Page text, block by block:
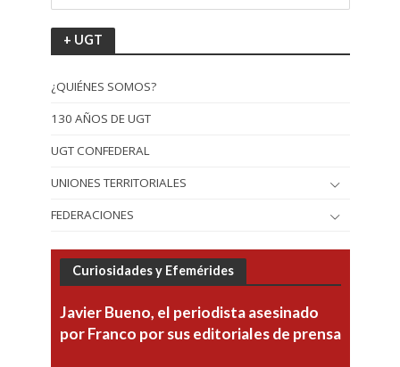
+ UGT
¿QUIÉNES SOMOS?
130 AÑOS DE UGT
UGT CONFEDERAL
UNIONES TERRITORIALES
FEDERACIONES
Curiosidades y Efemérides
Javier Bueno, el periodista asesinado
por Franco por sus editoriales de prensa